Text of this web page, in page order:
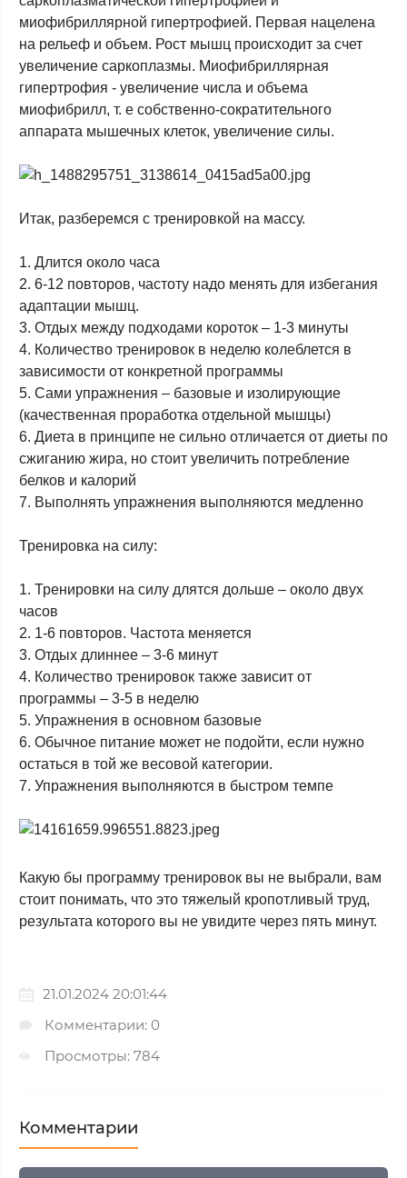
миофибриллярной гипертрофией. Первая нацелена
на рельеф и объем. Рост мышц происходит за счет
увеличение саркоплазмы. Миофибриллярная
гипертрофия - увеличение числа и объема
миофибрилл, т. е собственно-сократительного
аппарата мышечных клеток, увеличение силы.
Итак, разберемся с тренировкой на массу.
1. Длится около часа
2. 6-12 повторов, частоту надо менять для избегания
адаптации мышц.
3. Отдых между подходами короток – 1-3 минуты
4. Количество тренировок в неделю колеблется в
зависимости от конкретной программы
5. Сами упражнения – базовые и изолирующие
(качественная проработка отдельной мышцы)
6. Диета в принципе не сильно отличается от диеты по
сжиганию жира, но стоит увеличить потребление
белков и калорий
7. Выполнять упражнения выполняются медленно
Тренировка на силу:
1. Тренировки на силу длятся дольше – около двух
часов
2. 1-6 повторов. Частота меняется
3. Отдых длиннее – 3-6 минут
4. Количество тренировок также зависит от
программы – 3-5 в неделю
5. Упражнения в основном базовые
6. Обычное питание может не подойти, если нужно
остаться в той же весовой категории.
7. Упражнения выполняются в быстром темпе
Какую бы программу тренировок вы не выбрали, вам
стоит понимать, что это тяжелый кропотливый труд,
результата которого вы не увидите через пять минут.
21.01.2024 20:01:44
Комментарии: 0
Просмотры: 784
Комментарии